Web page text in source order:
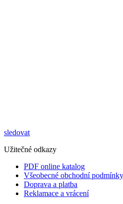
sledovat
Užitečné odkazy
PDF online katalog
Všeobecné obchodní podmínky
Doprava a platba
Reklamace a vrácení